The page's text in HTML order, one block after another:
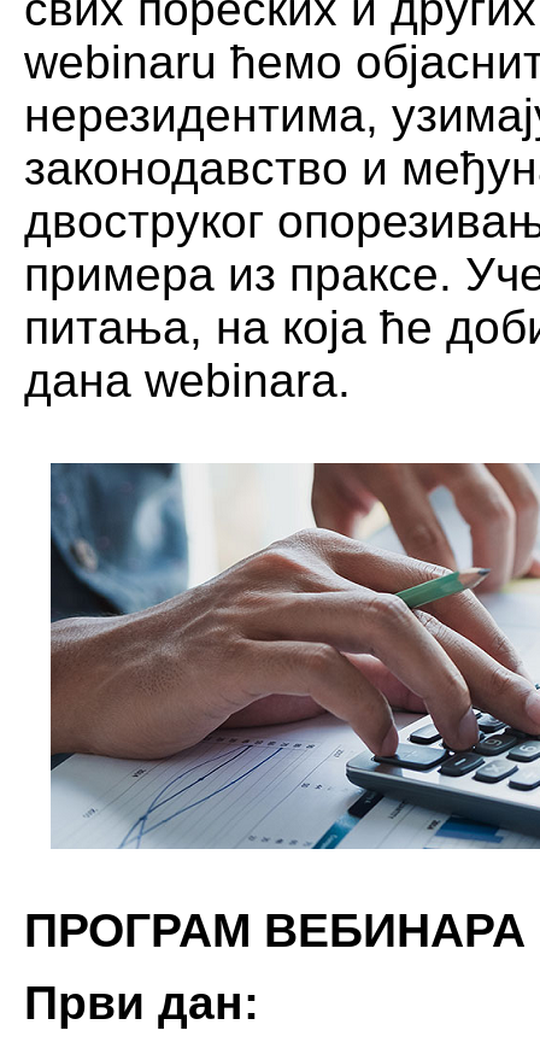
webinaru ћемо
нерезидентима,
законодавство и
двоструког
примера из праксе.
питања, на која ће
дана webinara.
ПРОГРАМ ВЕБИНАРА
Први дан: